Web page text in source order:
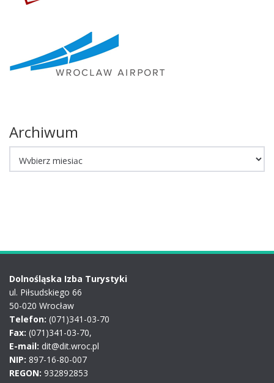
Archiwum
Dolnośląska Izba Turystyki
ul. Piłsudskiego 66
50-020 Wrocław
Telefon: (071)341-03-70
Fax: (071)341-03-70,
E-mail: dit@dit.wroc.pl
NIP: 897-16-80-007
REGON: 932892853